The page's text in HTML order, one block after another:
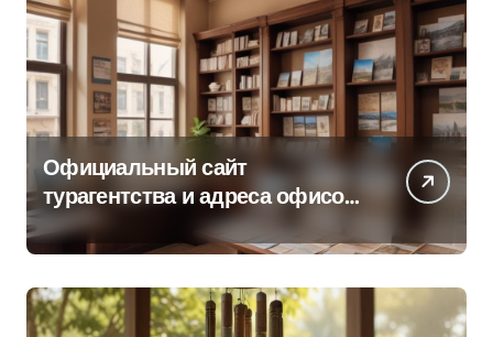
Официальный сайт
турагентства и адреса офисов
продаж по регионам